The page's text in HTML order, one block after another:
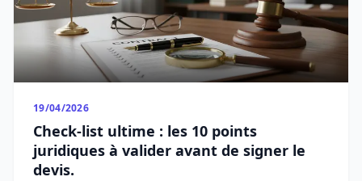
19/04/2026
Check-list ultime : les 10 points
juridiques à valider avant de signer le
devis.